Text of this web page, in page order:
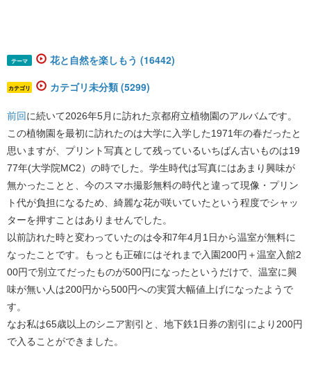
テーマ 花と自然を楽しもう (16442)
カテゴリ カテゴリ未分類 (5299)
前回に続いて2026年5月に訪れた京都府立植物園のアルバムです。
この植物園を最初に訪れたのは大学に入学した1971年の春だったと
思いますが、プリント写真として残っているいちばん古いものは19
77年(大学院MC2）の時でした。学生時代は写真にはあまり興味が
無かったことと、今のスマホ撮影無料の時代と違って現像・プリン
ト代が負担になるため、綺麗な花が咲いていたという程度でシャッ
ターを押すことはありませんでした。
以前訪れた時と変わっていたのは令和7年4月1日から温室が無料に
なったことです。もっとも正確にはそれまで入園200円＋温室入館2
00円で別立てだったものが500円になったというだけで、温室に興
味が無い人は200円から500円への実質大幅値上げになったようで
す。
なお私は65歳以上のシニア割引と、地下鉄1日券の割引により200円
で入ることができました。